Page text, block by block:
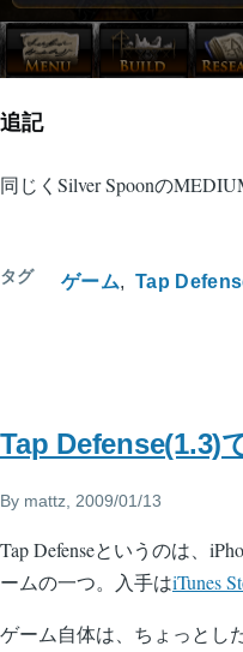
追記
同じくSilver Spoonの
タグ ゲーム Tap
Tap Defense(1.3)
By mattz , 2009/01/13
Tap Defenseというのは、
ームの一つ。入手はiTunes
ゲーム自体は、ちょっとし